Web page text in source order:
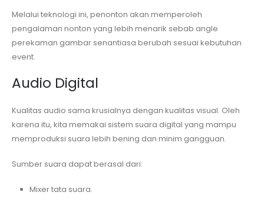
Melalui teknologi ini, penonton akan memperoleh
pengalaman nonton yang lebih menarik sebab angle
perekaman gambar senantiasa berubah sesuai kebutuhan
event.
Audio Digital
Kualitas audio sama krusialnya dengan kualitas visual. Oleh
karena itu, kita memakai sistem suara digital yang mampu
memproduksi suara lebih bening dan minim gangguan.
Sumber suara dapat berasal dari:
Mixer tata suara.